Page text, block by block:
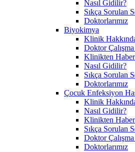
Nasıl Gidilir?
Sıkça Sorulan
Doktorlarımız
Biyokimya
Klinik
Doktor Çalışma
Klinikten
Nasıl Gidilir?
Sıkça Sorulan
Doktorlarımız
Çocuk Enfeksiyon
Klinik
Nasıl Gidilir?
Klinikten
Sıkça Sorulan
Doktor Çalışma
Doktorlarımız